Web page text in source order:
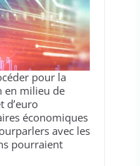
pour la
en milieu de
d’euro
économiques
avec les
pourraient